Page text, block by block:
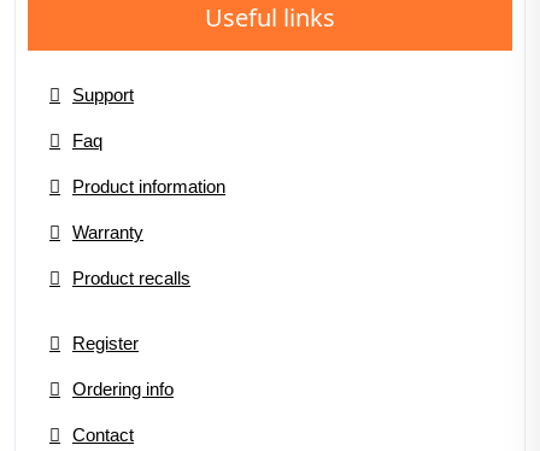
Useful links
Support
Faq
Product information
Warranty
Product recalls
Register
Ordering info
Contact